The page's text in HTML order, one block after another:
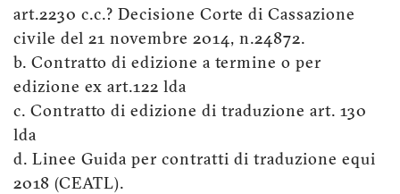
art.2230 c.c.? Decisione Corte di Cassazione
civile del 21 novembre 2014, n.24872.
b. Contratto di edizione a termine o per
edizione ex art.122 lda
c. Contratto di edizione di traduzione art. 130
lda
d. Linee Guida per contratti di traduzione equi
2018 (CEATL).